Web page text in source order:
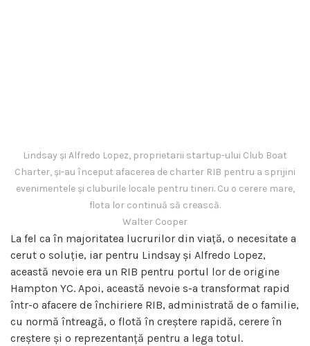
Lindsay și Alfredo Lopez, proprietarii startup-ului Club Boat
Charter, și-au început afacerea de charter RIB pentru a sprijini
evenimentele și cluburile locale pentru tineri. Cu o cerere mare,
flota lor continuă să crească.
Walter Cooper
La fel ca în majoritatea lucrurilor din viață, o necesitate a
cerut o soluție, iar pentru Lindsay și Alfredo Lopez,
această nevoie era un RIB pentru portul lor de origine
Hampton YC. Apoi, această nevoie s-a transformat rapid
într-o afacere de închiriere RIB, administrată de o familie,
cu normă întreagă, o flotă în creștere rapidă, cerere în
creștere și o reprezentanță pentru a lega totul.